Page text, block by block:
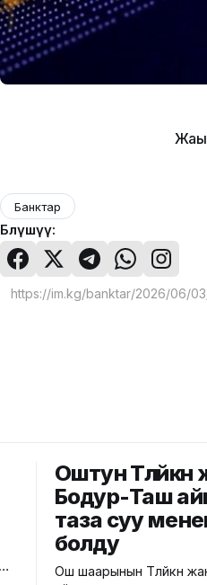
Банктар
Бөлүшүү:
Оштун
Бодур-Таш
таза суу
болду
Ош шаарынын Төлөйкөн